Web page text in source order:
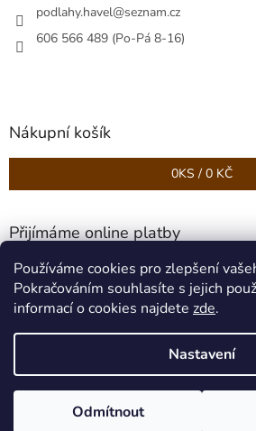
Používáme cookies pro zlepšení
Pokračováním souhlasíte s jejich
informací o cookies najdete zde.
Nastavení
Odmítnout
podlahy.havel@seznam.cz
606 566 489 (Po-Pá 8-16)
Nákupní košík
0KS / 0 KČ
Přijímáme online platby
Vytvořil Shoptet
Copyright 2026Podlahy HAVEL .